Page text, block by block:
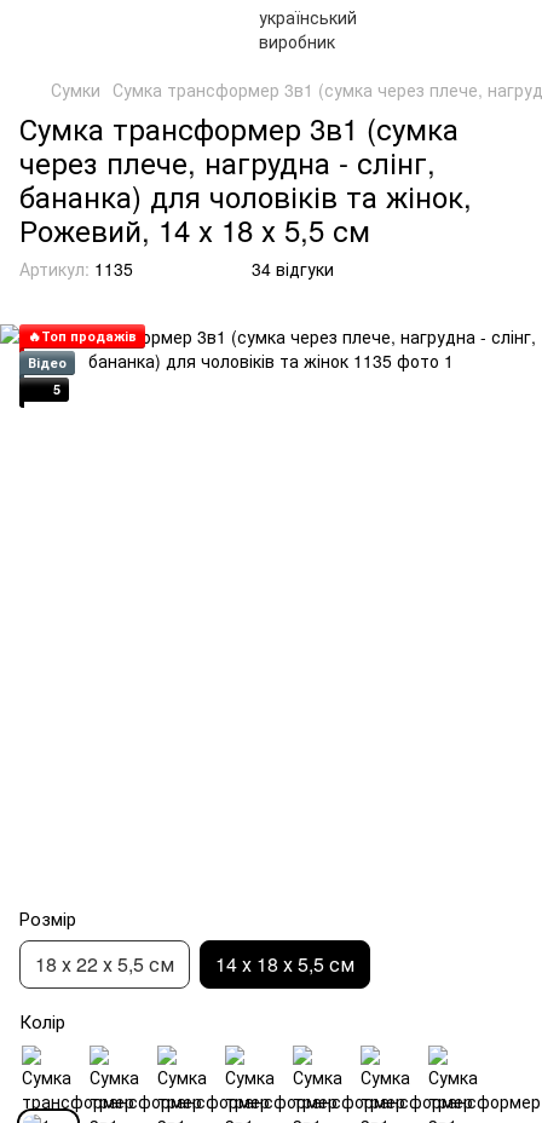
Сумки Сумка трансформер 3в1 (сумка через плече,
Сумка трансформер 3в1 (сумка
через плече, нагрудна - слінг,
бананка) для чоловіків та жінок,
Рожевий, 14 х 18 х 5,5 см
Артикул: 1135 34 відгуки
🔥Топ продажів
Відео
5
Розмір
18 х 22 х 5,5 см 14 х 18 х 5,5 см
Колір